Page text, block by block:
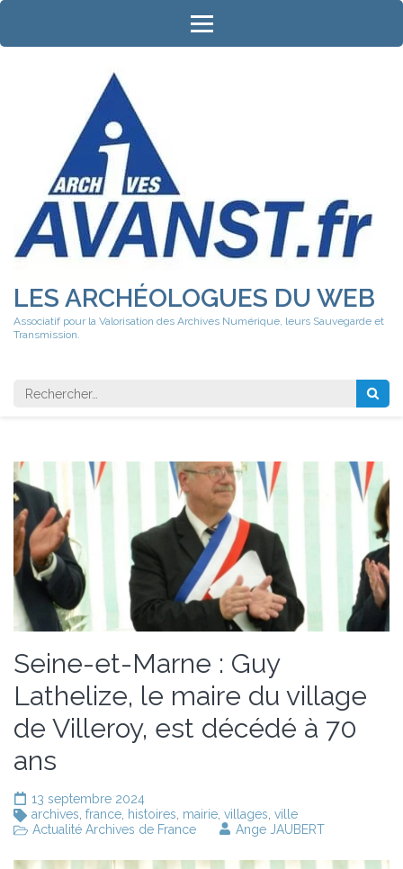
Aller
contenu
LES ARCHÉOLOGUES DU WEB
Associatif pour la Valorisation des Archives Numérique, leurs Sauvegarde et
Transmission.
Rechercher
Seine-et-Marne : Guy
Lathelize, le maire du village
de Villeroy, est décédé à 70
ans
13 septembre 2024
archives, france, histoires, mairie, villages, ville
Actualité Archives de France
Ange JAUBERT